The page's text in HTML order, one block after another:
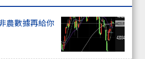
農數據再給你